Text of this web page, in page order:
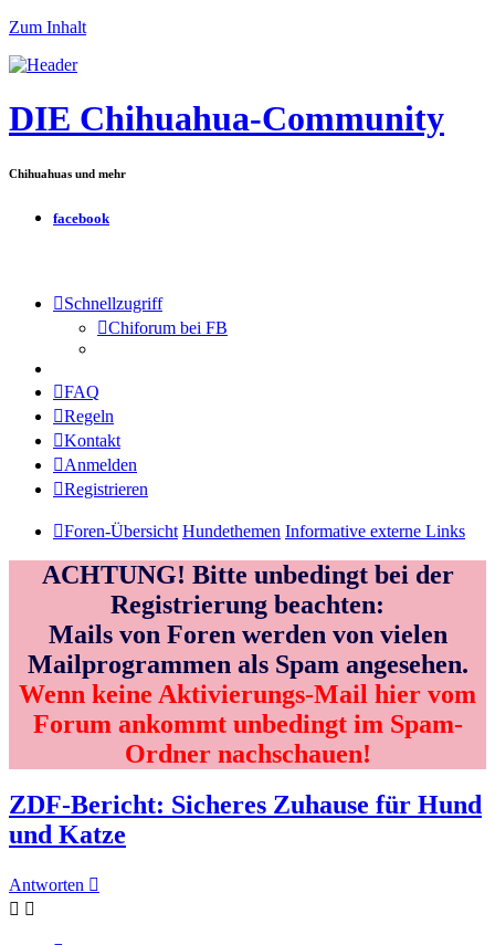
Zum Inhalt
DIE Chihuahua-Community
Chihuahuas und mehr
facebook
Schnellzugriff
Chiforum bei FB
FAQ
Regeln
Kontakt
Anmelden
Registrieren
Foren-Übersicht Hundethemen Informative externe Links
ACHTUNG! Bitte unbedingt bei der
Registrierung beachten:
Mails von Foren werden von vielen
Mailprogrammen als Spam angesehen.
Wenn keine Aktivierungs-Mail hier vom
Forum ankommt unbedingt im Spam-
Ordner nachschauen!
ZDF-Bericht: Sicheres Zuhause für Hund
und Katze
Antworten